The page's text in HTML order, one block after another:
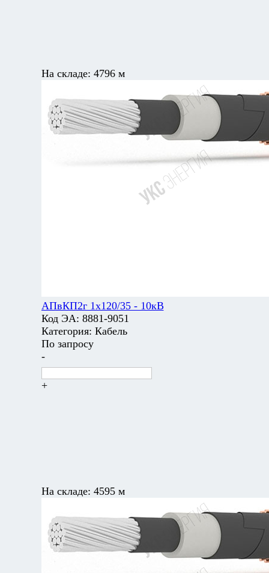
На складе: 4796 м
АПвКП2г 1х120/35 - 10кВ
Код ЭА: 8881-9051
Категория: Кабель
По запросу
-
+
На складе: 4595 м